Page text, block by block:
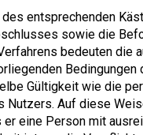
entsprechenden
sowie die
bedeuten die
Bedingungen
Gültigkeit wie die
Nutzers. Auf diese
er eine Person mit